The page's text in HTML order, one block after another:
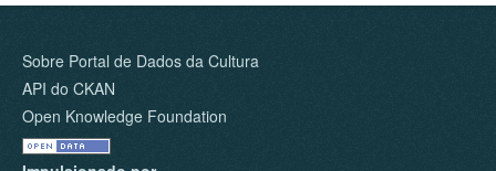
Sobre Portal de Dados da Cultura
API do CKAN
Open Knowledge Foundation